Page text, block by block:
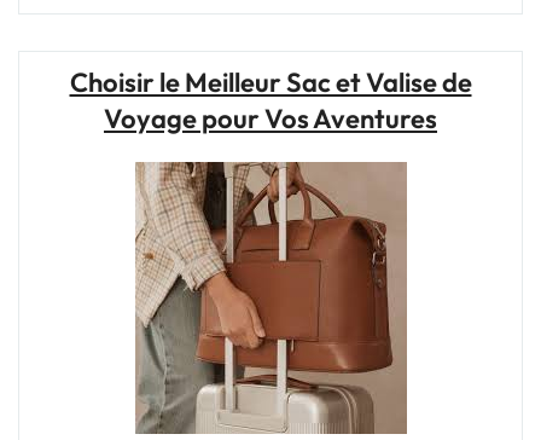
Trouver
Prix
de
Voyage"
Choisir le Meilleur Sac et Valise de
Voyage pour Vos Aventures